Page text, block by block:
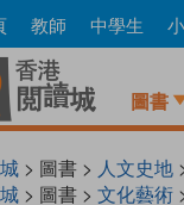
教師 中學生
圖書
> 圖書 > 人文史地
> 圖書 > 文化藝術